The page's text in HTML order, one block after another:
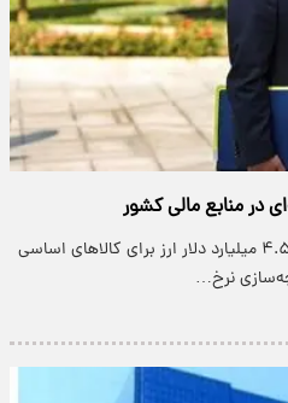
در منابع مالی کشور
رئیس‌کل بانک مرکزی از ذخیره‌سازی ۴.۵ میلیارد دلار ارز برای کالاهای اساسی
نرخ…